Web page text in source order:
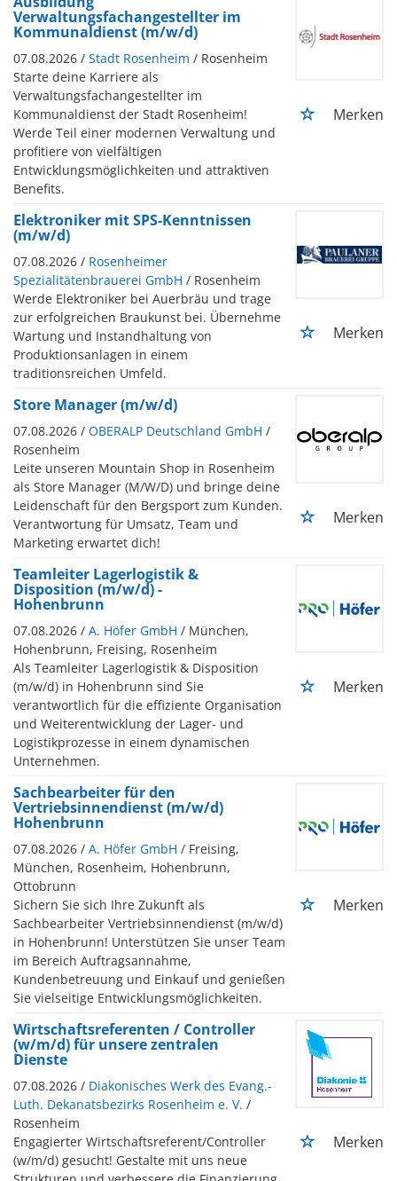
Verwaltungsfachangestellter im
Kommunaldienst (m/w/d)
07.08.2026 / Stadt Rosenheim / Rosenheim
Starte deine Karriere als
Verwaltungsfachangestellter im
Kommunaldienst der Stadt Rosenheim!
Werde Teil einer modernen Verwaltung und
profitiere von vielfältigen
Entwicklungsmöglichkeiten und attraktiven
Benefits.
Merken
Elektroniker mit SPS-Kenntnissen
(m/w/d)
07.08.2026 / Rosenheimer
Spezialitätenbrauerei GmbH / Rosenheim
Werde Elektroniker bei Auerbräu und trage
zur erfolgreichen Braukunst bei. Übernehme
Wartung und Instandhaltung von
Produktionsanlagen in einem
traditionsreichen Umfeld.
Merken
Store Manager (m/w/d)
07.08.2026 / OBERALP Deutschland GmbH /
Rosenheim
Leite unseren Mountain Shop in Rosenheim
als Store Manager (M/W/D) und bringe deine
Leidenschaft für den Bergsport zum Kunden.
Verantwortung für Umsatz, Team und
Marketing erwartet dich!
Merken
Teamleiter Lagerlogistik &
Disposition (m/w/d) -
Hohenbrunn
07.08.2026 / A. Höfer GmbH / München,
Hohenbrunn, Freising, Rosenheim
Als Teamleiter Lagerlogistik & Disposition
(m/w/d) in Hohenbrunn sind Sie
verantwortlich für die effiziente Organisation
und Weiterentwicklung der Lager- und
Logistikprozesse in einem dynamischen
Unternehmen.
Merken
Sachbearbeiter für den
Vertriebsinnendienst (m/w/d)
Hohenbrunn
07.08.2026 / A. Höfer GmbH / Freising,
München, Rosenheim, Hohenbrunn,
Ottobrunn
Sichern Sie sich Ihre Zukunft als
Sachbearbeiter Vertriebsinnendienst (m/w/d)
in Hohenbrunn! Unterstützen Sie unser Team
im Bereich Auftragsannahme,
Kundenbetreuung und Einkauf und genießen
Sie vielseitige Entwicklungsmöglichkeiten.
Merken
Wirtschaftsreferenten / Controller
(w/m/d) für unsere zentralen
Dienste
07.08.2026 / Diakonisches Werk des Evang.-
Luth. Dekanatsbezirks Rosenheim e. V. /
Rosenheim
Engagierter Wirtschaftsreferent/Controller
(w/m/d) gesucht! Gestalte mit uns neue
Merken